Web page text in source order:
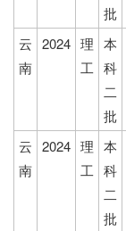
批
云
南
2024 理
工
本
科
二
批
云
南
2024 理
工
本
科
二
批